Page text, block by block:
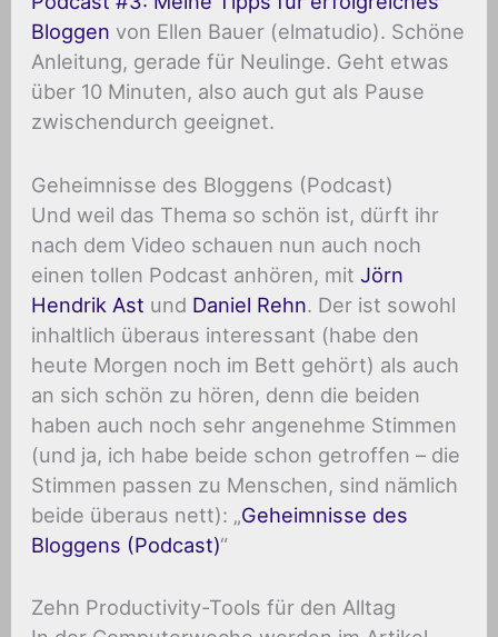
Bloggen von Ellen Bauer (elmatudio). Schöne
Anleitung, gerade für Neulinge. Geht etwas
über 10 Minuten, also auch gut als Pause
zwischendurch geeignet.
Geheimnisse des Bloggens (Podcast)
Und weil das Thema so schön ist, dürft ihr
nach dem Video schauen nun auch noch
einen tollen Podcast anhören, mitJörn
Hendrik Ast und Daniel Rehn. Der ist sowohl
inhaltlich überaus interessant (habe den
heute Morgen noch im Bett gehört) als auch
an sich schön zu hören, denn die beiden
haben auch noch sehr angenehme Stimmen
(und ja, ich habe beide schon getroffen – die
Stimmen passen zu Menschen, sind nämlich
beide überaus nett): „Geheimnisse des
Bloggens (Podcast)“
Zehn Productivity-Tools für den Alltag